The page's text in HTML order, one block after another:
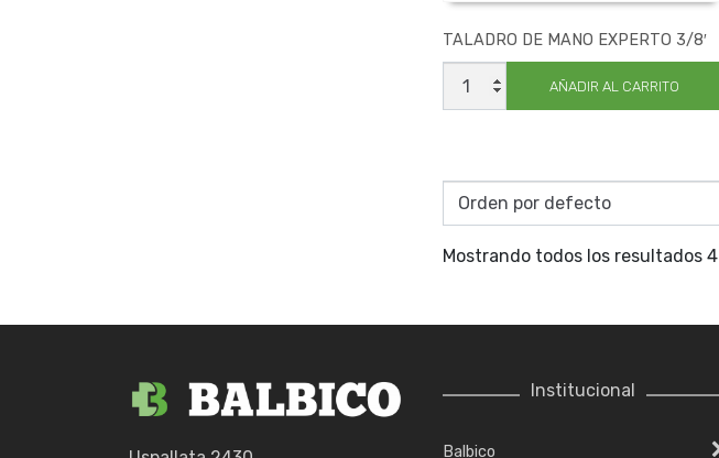
TALADRO DE MANO EXPERTO 3/8′
TALADRO
DE
MANO
AÑADIR AL CARRITO
Mostrando todos los resultados 4
Institucional
Balbico